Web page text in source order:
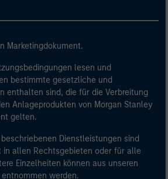
Marketingdokument.
lesen und
bestimmte gesetzliche und
enthalten sind, die für die Verbreitung
Anlageprodukten von Morgan Stanley
gelten.
Dienstleistungen sind
in allen Rechtsgebieten oder für alle
Einzelheiten können aus unseren
werden.